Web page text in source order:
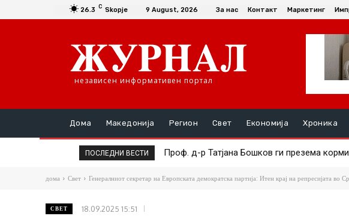
26.3 C Skopje 9 August, 2026 За нас Контакт Маркетинг
независен информативен портал
Дома Македонија Регион Свет Економија Хроника
ПОСЛЕДНИ ВЕСТИ Проф. д-р Татјана Бошков ги презема
Симболот на ќор-сокакот станува
дома Свет Генералниот секретар на Европската демократска партија: Итен крај на репресијата во
СВЕТ 18.09.2025 15:51